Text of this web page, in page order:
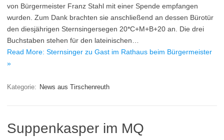
von Bürgermeister Franz Stahl mit einer Spende empfangen
wurden. Zum Dank brachten sie anschließend an dessen Bürotür
den diesjährigen Sternsingersegen 20*C+M+B+20 an. Die drei
Buchstaben stehen für den lateinischen…
Read More: Sternsinger zu Gast im Rathaus beim Bürgermeister
»
Kategorie: News aus Tirschenreuth
Suppenkasper im MQ